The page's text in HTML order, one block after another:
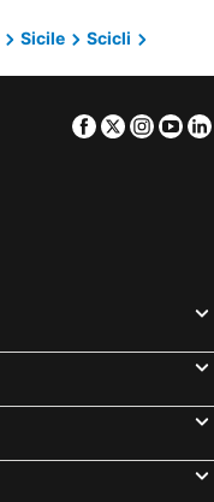
Sicile
Scicli
Facebook
Twitter